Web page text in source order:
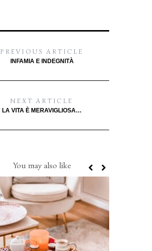
PREVIOUS ARTICLE
INFAMIA E INDEGNITÀ
NEXT ARTICLE
LA VITA È MERAVIGLIOSA…
You may also like